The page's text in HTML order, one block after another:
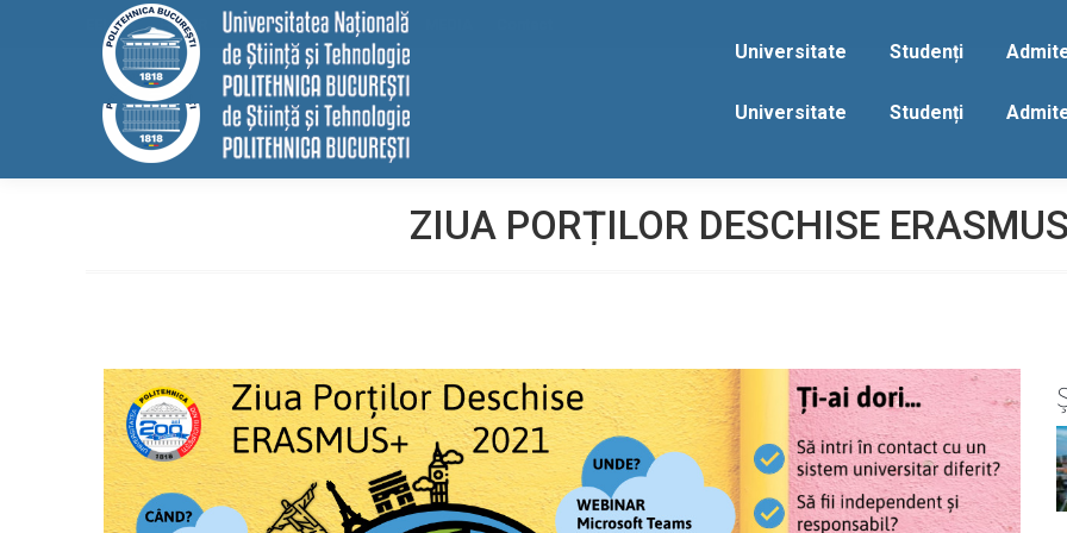
EELISA HRS4R Internațional ALUMNI
Universitate Studenți
ZIUA PORȚILOR DESCHISE
Universitate Studenți